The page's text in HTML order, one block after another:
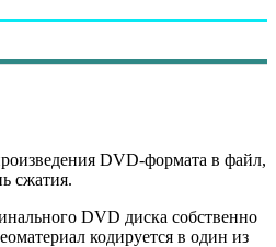
DVD-формата в файл,
сжатия.
DVD диска собственно
кодируется в один из